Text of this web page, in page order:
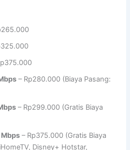
– Rp280.000 (Biaya Pasang:
– Rp299.000 (Gratis Biaya
Mbps – Rp375.000 (Gratis Biaya
Disney+ Hotstar,